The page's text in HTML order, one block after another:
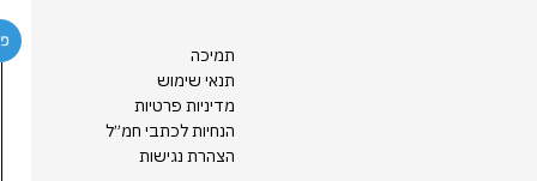
תמיכה
תנאי שימוש
מדיניות פרטיות
הנחיות לכתבי חמ״ל
הצהרת נגישות